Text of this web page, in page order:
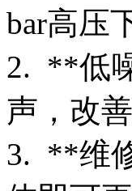
bar高压
2. **低
声，改
3. **维